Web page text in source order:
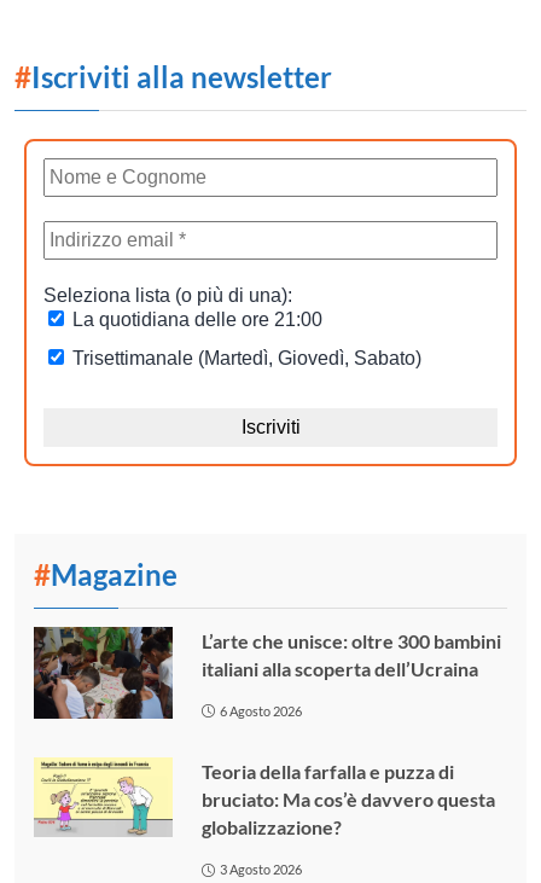
#Iscriviti alla newsletter
#Magazine
L’arte che unisce: oltre 300 bambini
italiani alla scoperta dell’Ucraina
6 Agosto 2026
Teoria della farfalla e puzza di
bruciato: Ma cos’è davvero questa
globalizzazione?
3 Agosto 2026